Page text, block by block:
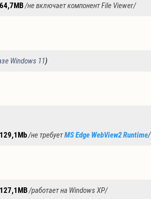
/не включает компонентFile Viewer/
Windows 11)
/не требуетMS Edge WebView2 Runtime/
/работает на Windows XP/